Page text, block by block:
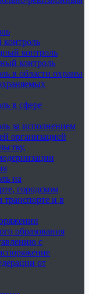
контроль
контроль
в области охраны
в сфере
за исполнением
организацией
на
городском
транспорте и в
образования
с
от